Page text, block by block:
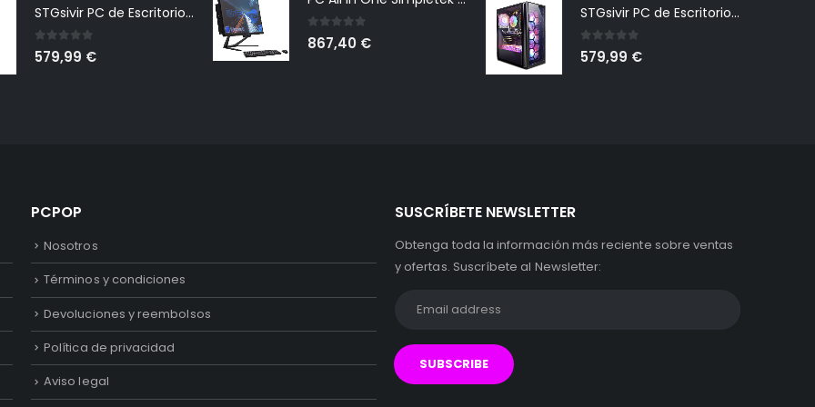
STGsivir PC de Escritorio para Juegos, Intel Core i3-10100F hasta 4.3GHz, GeForce GTX 1660 Super 6GB GDDR6, 16GB DDR4, 1TB SSD, 600M WiFi, BTB 5.0, Ventilador RGB x 6, W11H64
0out of 5
579,99 €
0out of 5
867,40 €
STGsivir PC de Escritorio para Juegos, Intel Core i3-10100F hasta 4.3GHz, GeForce GTX 1660 Super 6GB GDDR6, 16GB DDR4, 1TB SSD, 600M WiFi, BTB 5.0, Ventilador RGB x 6, W11H64
0out of 5
579,99 €
PCPOP
Nosotros
Términos y condiciones
Devoluciones y reembolsos
Política de privacidad
Aviso legal
SUSCRÍBETE NEWSLETTER
Obtenga toda la información más reciente sobre ventas
y ofertas. Suscríbete al Newsletter: